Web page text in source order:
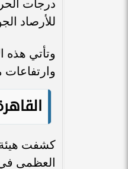
للأرصاد
وتأتي هذه
كشفت هيئة